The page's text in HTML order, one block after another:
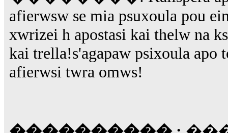
afierwsw se mia psuxoula pou
xwrizei h apostasi kai thelw na
kai trella!s'agapaw psixoula apo
afierwsi twra omws!